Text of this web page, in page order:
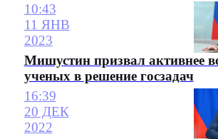
10:43
11 ЯНВ
2023
Мишустин призвал активнее
ученых в решение госзадач
16:39
20 ДЕК
2022